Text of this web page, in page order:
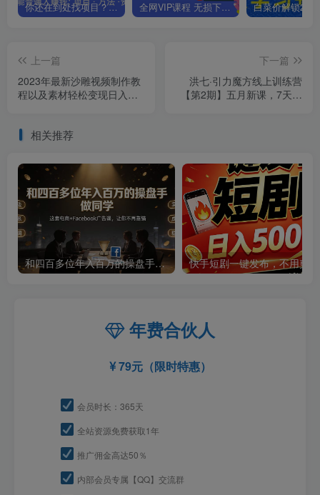
你还在到处找项目？还在当韭菜？我靠卖项目一个月收入5万+，曾经我也是个失败者。 全网VIP课程 无损下载~.~
上一篇
2023年最新沙雕视频制作教
程以及素材轻松变现日入
下一篇
洪七·引力魔方线上训练营
【第2期】五月新课，​7天打
相关推荐
和四百多位年入百万的操盘手做同学——这套电商+Facebook广告课，让你不再靠猜【原创双语字幕】
年费合伙人
79元（限时特惠）
会员时长：365天
全站资源免费获取1年
推广佣金高达50％
内部会员专属【QQ】交流群